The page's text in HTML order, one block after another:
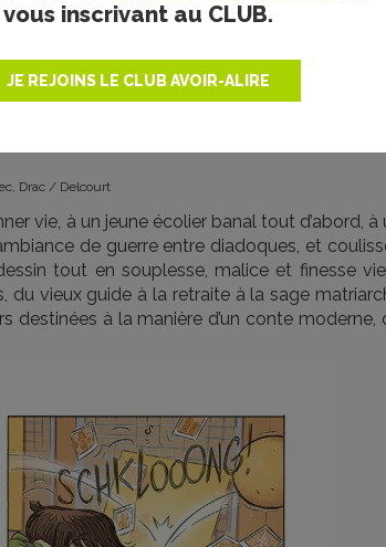
vous inscrivant au CLUB.
JE REJOINS LE CLUB AVOIR-ALIRE
Drac / Delcourt
vie, à un jeune écolier banal tout d’abord, à
de guerre entre diadoques, et
tout en souplesse, malice et finesse
vieux guide à la retraite à la sage
destinées à la manière d’un conte moderne,